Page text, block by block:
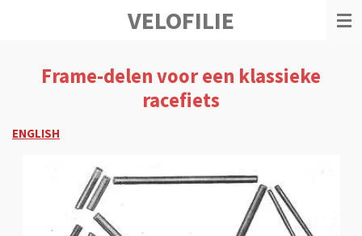
hoofdinhoud
VELOFILIE
Frame-delen voor een klassieke
racefiets
ENGLISH